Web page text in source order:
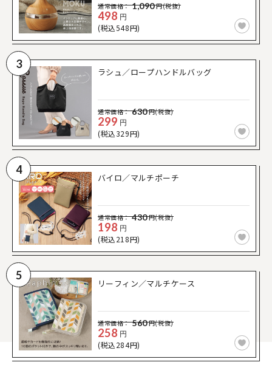
通常価格： 1,090円(税抜)
498 円
(税込548円)
3
ラシュ／ロープハンドルバッグ
通常価格： 630円(税抜)
299 円
(税込329円)
4
バイロ／マルチポーチ
通常価格： 430円(税抜)
198 円
(税込218円)
5
リーフィン／マルチケース
通常価格： 560円(税抜)
258 円
(税込284円)